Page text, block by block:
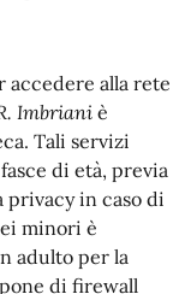
accedere alla rete
Imbriani è
Tali servizi
di età, previa
privacy in caso di
minori è
adulto per la
di firewall